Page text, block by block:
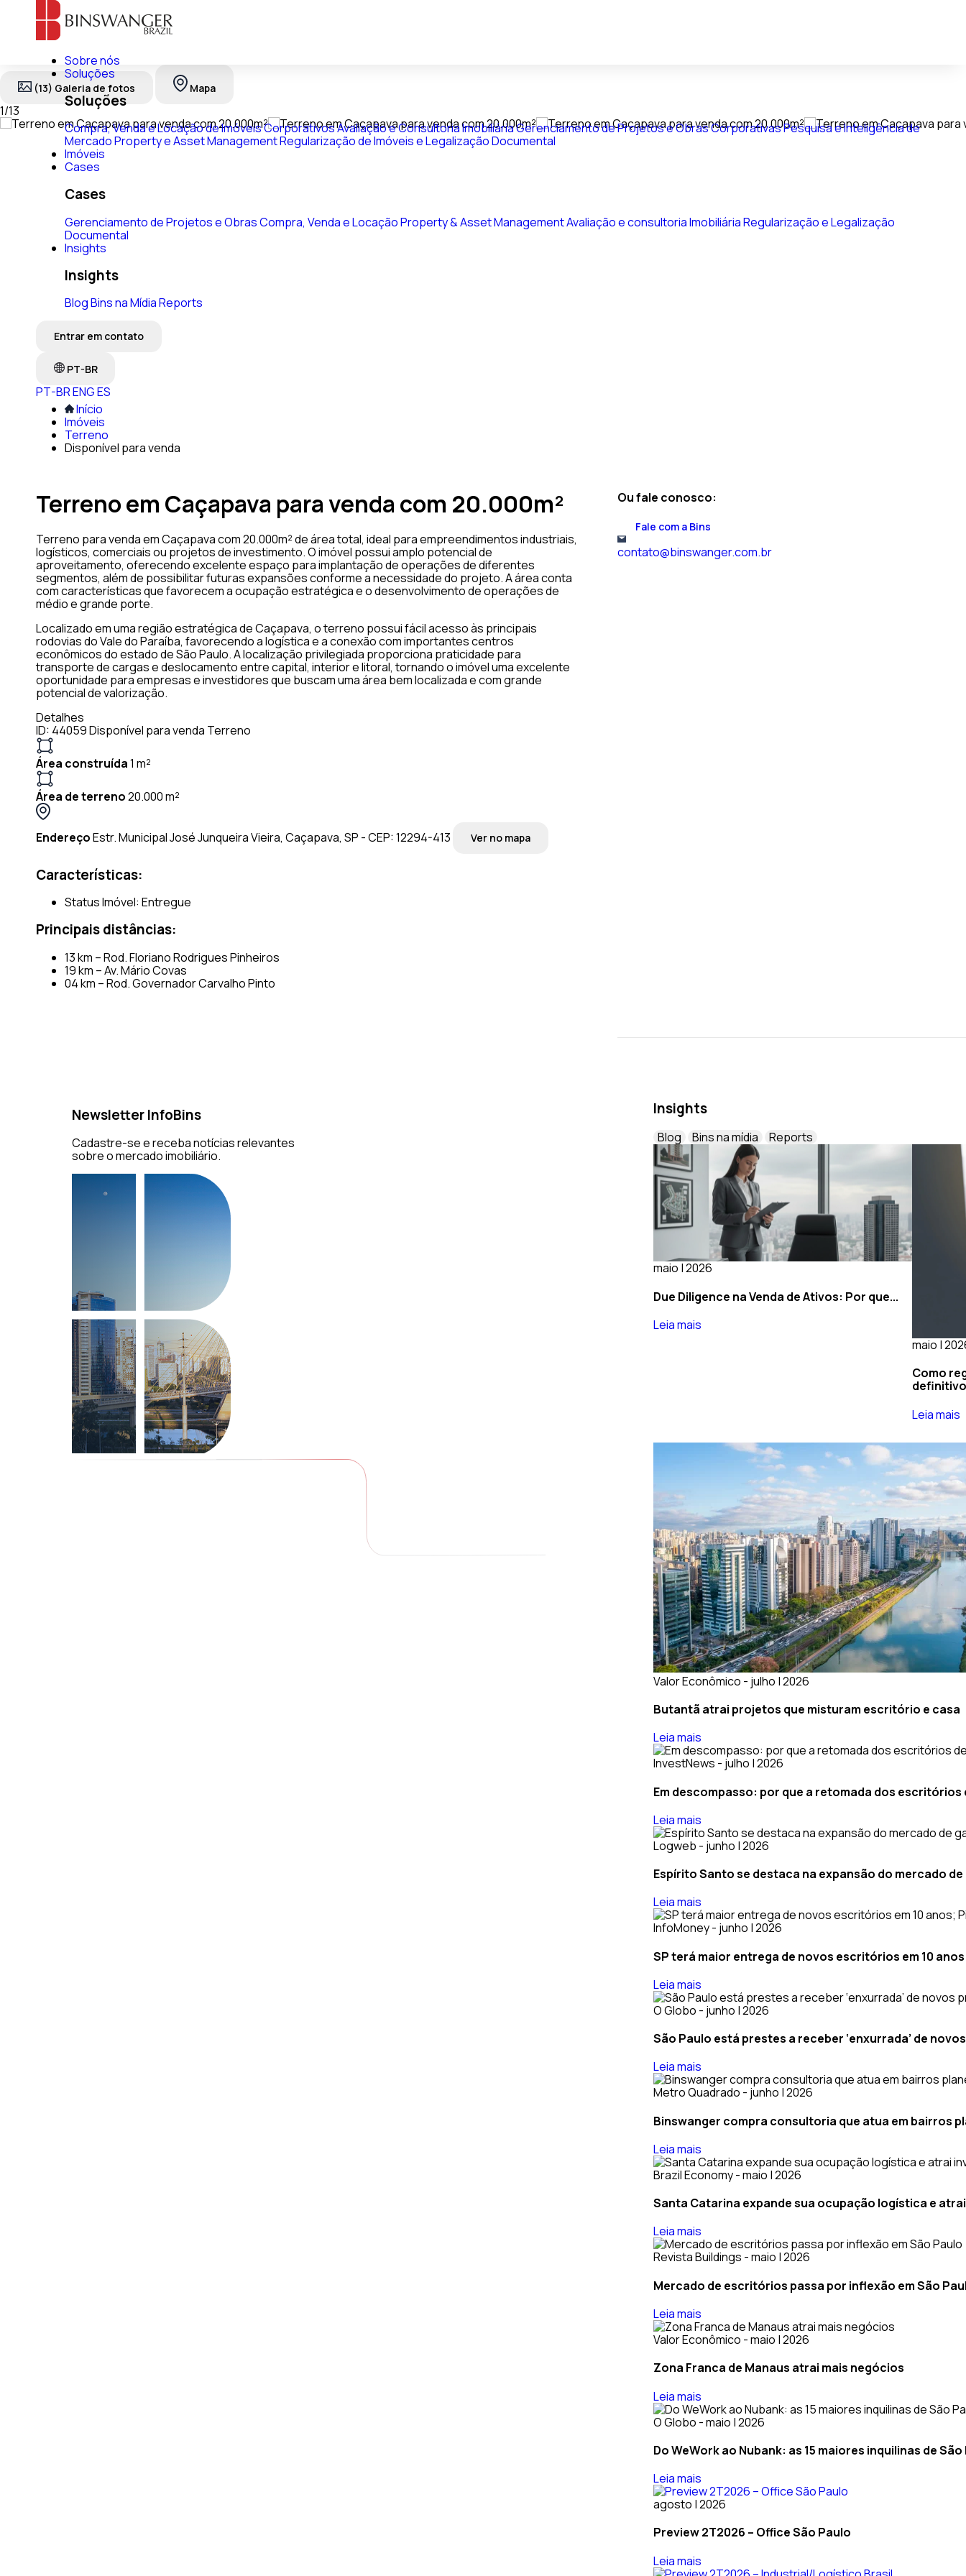
Sobre nós
Soluções
Soluções
Compra, Venda e Locação de Imóveis CorporativosAvaliação e Consultoria ImobiliáriaGerenciamento de Projetos e Obras CorporativasPesquisa e Inteligência de
MercadoProperty e Asset ManagementRegularização de Imóveis e Legalização Documental
Imóveis
Cases
Cases
Gerenciamento de Projetos e ObrasCompra, Venda e LocaçãoProperty & Asset ManagementAvaliação e consultoria ImobiliáriaRegularização e Legalização
Documental
Insights
Insights
BlogBins na MídiaReports
Entrar em contato
PT-BR
PT-BRENGES
(13) Galeria de fotos Mapa
1/13
Início
Imóveis
Terreno
Disponível para venda
Terreno em Caçapava para venda com 20.000m²
Terreno para venda em Caçapava com 20.000m² de área total, ideal para empreendimentos industriais,
logísticos, comerciais ou projetos de investimento. O imóvel possui amplo potencial de
aproveitamento, oferecendo excelente espaço para implantação de operações de diferentes
segmentos, além de possibilitar futuras expansões conforme a necessidade do projeto. A área conta
com características que favorecem a ocupação estratégica e o desenvolvimento de operações de
médio e grande porte.
Localizado em uma região estratégica de Caçapava, o terreno possui fácil acesso às principais
rodovias do Vale do Paraíba, favorecendo a logística e a conexão com importantes centros
econômicos do estado de São Paulo. A localização privilegiada proporciona praticidade para
transporte de cargas e deslocamento entre capital, interior e litoral, tornando o imóvel uma excelente
oportunidade para empresas e investidores que buscam uma área bem localizada e com grande
potencial de valorização.
Detalhes
ID: 44059Disponível para venda Terreno
Área construída1 m²
Área de terreno20.000 m²
EndereçoEstr. Municipal José Junqueira Vieira, Caçapava, SP - CEP: 12294-413 Ver no mapa
Características:
Status Imóvel: Entregue
Principais distâncias:
13 km – Rod. Floriano Rodrigues Pinheiros
19 km – Av. Mário Covas
04 km – Rod. Governador Carvalho Pinto
Ou fale conosco:
Fale com a Bins
contato@binswanger.com.br
Newsletter InfoBins
Cadastre-se e receba notícias relevantes
sobre o mercado imobiliário.
Insights
Blog Bins na mídia Reports
funciona, tipos
março | 2026
Zoneamento e Potencial Construtivo: Como
decifrar o que...
maio | 2026
Due Diligence na Venda de Ativos: Por que...
Leia mais
maio |
Como
Leia mais
Valor Econômico - julho | 2026
Butantã atrai projetos que misturam escritório e casa
Leia mais
InvestNews - julho | 2026
Em descompasso: por que a retomada dos escritórios
Leia mais
Logweb - junho | 2026
Espírito Santo se destaca na expansão do mercado
Leia mais
InfoMoney - junho | 2026
SP terá maior entrega de novos escritórios em 10
Leia mais
O Globo - junho | 2026
São Paulo está prestes a receber ‘enxurrada’ de
Leia mais
Metro Quadrado - junho | 2026
Binswanger compra consultoria que atua em bairros
Leia mais
Brazil Economy - maio | 2026
Santa Catarina expande sua ocupação logística e
Leia mais
Revista Buildings - maio | 2026
Mercado de escritórios passa por inflexão em São
Leia mais
Valor Econômico - maio | 2026
Zona Franca de Manaus atrai mais negócios
Leia mais
O Globo - maio | 2026
Do WeWork ao Nubank: as 15 maiores inquilinas de São
Leia mais
agosto | 2026
Preview 2T2026 – Office São Paulo
Leia mais